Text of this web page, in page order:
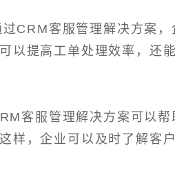
CRM客服管理解决方案
以提高工单处理效率，还
客服管理解决方案可以
样，企业可以及时了解客